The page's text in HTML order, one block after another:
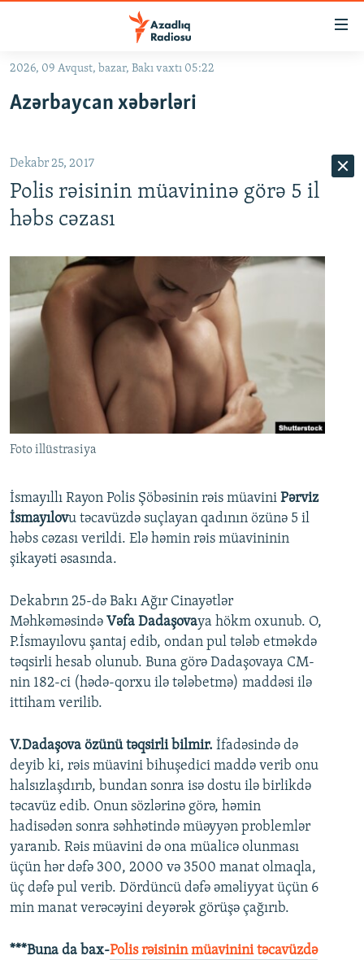
Əsas
qayıt
qayıt
Axtarışa
keç
ARAŞDIRMA
MULTIMEDIA
VIDEO
RADIO ARXIV
AZƏRBAYCAN ƏDƏBIYYATI KITABXANASI
İSLAM VƏ DEMOKRATIYA
HAQQIMIZDA
PEŞƏ ETIKASI VƏ JURNALISTIKA STANDARTLARIMIZ
BIZIMLƏ ƏLAQƏ
XƏBƏR BÜLLETENLƏRIMIZ
BIZI IZLƏ
2026, 09 Avqust, bazar, Bakı vaxtı 05:22
Azərbaycan xəbərləri
Dekabr 25, 2017
Polis rəisinin müavininə görə 5 il
həbs cəzası
Foto illüstrasiya
İsmayıllı Rayon Polis Şöbəsinin rəis müavini Pərviz
İsmayılovu təcavüzdə suçlayan qadının özünə 5 il
həbs cəzası verildi. Elə həmin rəis müavininin
şikayəti əsasında.
Dekabrın 25-də Bakı Ağır Cinayətlər
Məhkəməsində Vəfa Dadaşovaya hökm oxunub. O,
P.İsmayılovu şantaj edib, ondan pul tələb etməkdə
təqsirli hesab olunub. Buna görə Dadaşovaya CM-
nin 182-ci (hədə-qorxu ilə tələbetmə) maddəsi ilə
ittiham verilib.
V.Dadaşova özünü təqsirli bilmir. İfadəsində də
deyib ki, rəis müavini bihuşedici maddə verib onu
halsızlaşdırıb, bundan sonra isə dostu ilə birlikdə
təcavüz edib. Onun sözlərinə görə, həmin
hadisədən sonra səhhətində müəyyən problemlər
yaranıb. Rəis müavini də ona müalicə olunması
üçün hər dəfə 300, 2000 və 3500 manat olmaqla,
üç dəfə pul verib. Dördüncü dəfə əməliyyat üçün 6
min manat verəcəyini deyərək görüşə çağırıb.
***Buna da bax-Polis rəisinin müavinini təcavüzdə